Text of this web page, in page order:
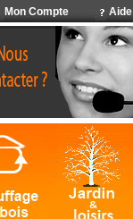
Aide
Mon Compte